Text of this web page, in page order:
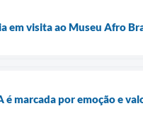
em visita ao Museu Afro
marcada por emoção e